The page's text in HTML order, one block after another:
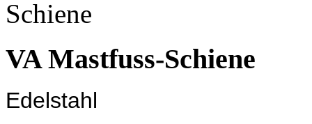
VA Mastfuss-Schiene
Edelstahl